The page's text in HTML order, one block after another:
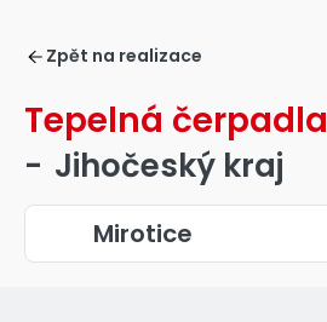
Zpět na realizace
Tepelná čerpadla
- Jihočeský kraj
Mirotice